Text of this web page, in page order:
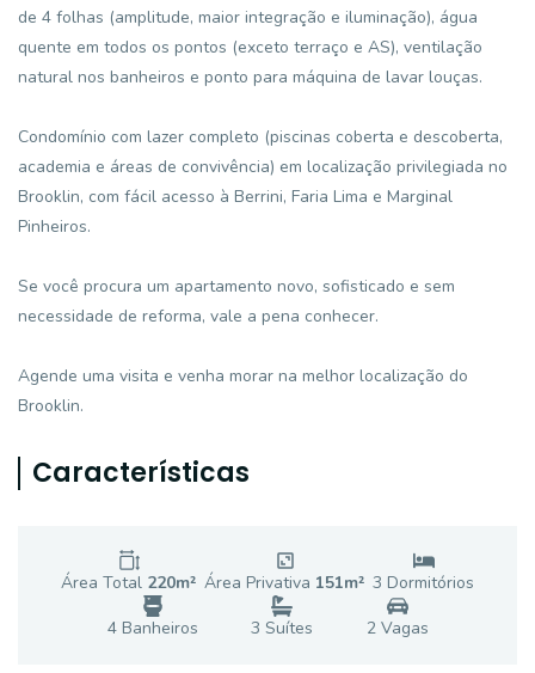
de 4 folhas (amplitude, maior integração e iluminação), água
quente em todos os pontos (exceto terraço e AS), ventilação
natural nos banheiros e ponto para máquina de lavar louças.
Condomínio com lazer completo (piscinas coberta e descoberta,
academia e áreas de convivência) em localização privilegiada no
Brooklin, com fácil acesso à Berrini, Faria Lima e Marginal
Pinheiros.
Se você procura um apartamento novo, sofisticado e sem
necessidade de reforma, vale a pena conhecer.
Agende uma visita e venha morar na melhor localização do
Brooklin.
Características
Área Total 220m² Área Privativa 151m² 3 Dormitórios
4Banheiros 3 Suítes 2Vagas